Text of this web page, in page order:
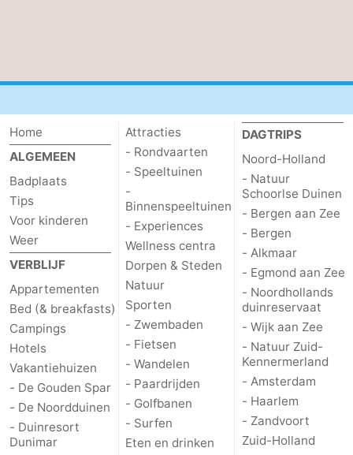
Home
ALGEMEEN
Badplaats
Tips
Voor kinderen
Weer
VERBLIJF
Appartementen
Bed (& breakfasts)
Campings
Hotels
Vakantiehuizen
- De Gouden Spar
- De Noordduinen
- Duinresort
Dunimar
Attracties
- Rondvaarten
- Speeltuinen
-
Binnenspeeltuinen
- Experiences
Wellness centra
Dorpen & Steden
Natuur
Sporten
- Zwembaden
- Fietsen
- Wandelen
- Paardrijden
- Golfbanen
- Surfen
Eten en drinken
DAGTRIPS
Noord-Holland
- Natuur
Schoorlse Duinen
- Bergen aan Zee
- Bergen
- Alkmaar
- Egmond aan Zee
- Noordhollands
duinreservaat
- Wijk aan Zee
- Natuur Zuid-
Kennermerland
- Amsterdam
- Haarlem
- Zandvoort
Zuid-Holland